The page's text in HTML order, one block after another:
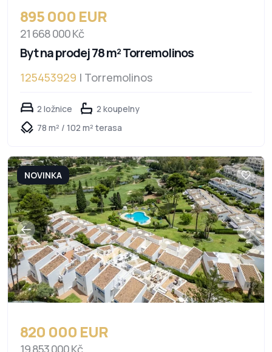
895 000 EUR
21 668 000 Kč
Byt na prodej 78 m² Torremolinos
125453929 | Torremolinos
2 ložnice
2 koupelny
78 m² / 102 m² terasa
NOVINKA
820 000 EUR
19 853 000 Kč